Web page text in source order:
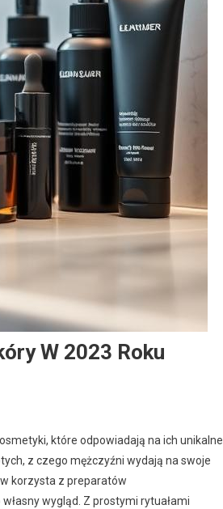
W 2023 Roku
które odpowiadają na ich unikalne
z czego mężczyźni wydają na swoje
korzysta z preparatów
wygląd. Z prostymi rytuałami